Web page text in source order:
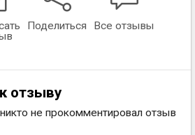
Поделиться Все отзывы
отзыву
не прокомментировал отзыв